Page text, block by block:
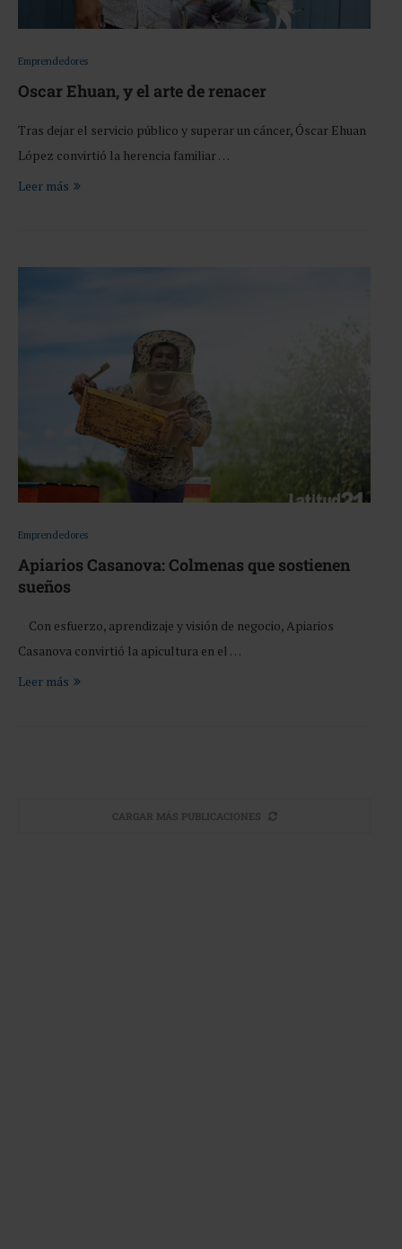
Emprendedores
Oscar Ehuan, y el arte de renacer
Tras dejar el servicio público y superar un cáncer, Óscar Ehuan
López convirtió la herencia familiar …
Leer más
Emprendedores
Apiarios Casanova: Colmenas que sostienen
sueños
Con esfuerzo, aprendizaje y visión de negocio, Apiarios
Casanova convirtió la apicultura en el …
Leer más
CARGAR MÁS PUBLICACIONES